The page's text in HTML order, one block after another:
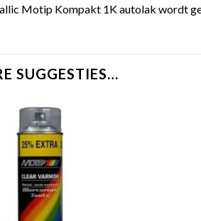
Motip Kompakt 1K autolak wordt
SUGGESTIES…